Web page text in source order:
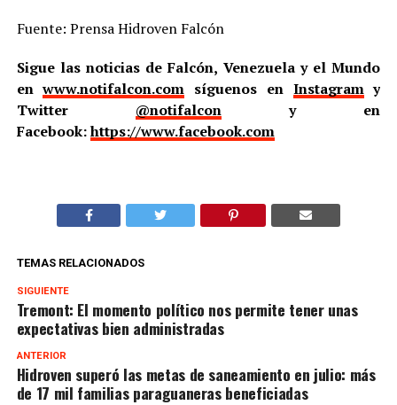
Fuente: Prensa Hidroven Falcón
Sigue las noticias de Falcón, Venezuela y el Mundo
enwww.notifalcon.com síguenos en Instagramy
Twitter @notifalcony en
Facebook:https://www.facebook.com
TEMAS RELACIONADOS
SIGUIENTE
Tremont: El momento político nos permite tener unas
expectativas bien administradas
ANTERIOR
Hidroven superó las metas de saneamiento en julio: más
de 17 mil familias paraguaneras beneficiadas